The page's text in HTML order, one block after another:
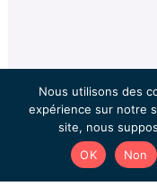
Nous utilisons des
expérience sur notre
site, nous
OK
Non